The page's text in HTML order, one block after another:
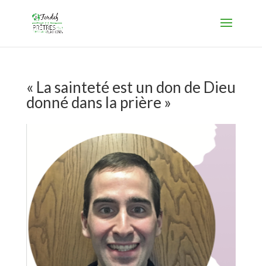
« La sainteté est un don de Dieu
donné dans la prière »